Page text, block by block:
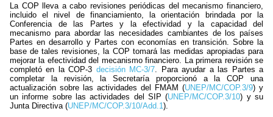
La COP lleva a cabo revisiones periódicas del mecanismo financiero,
incluido el nivel de financiamiento, la orientación brindada por la
Conferencia de las Partes y la efectividad y la capacidad del
mecanismo para abordar las necesidades cambiantes de los países
Partes en desarrollo y Partes con economías en transición. Sobre la
base de tales revisiones, la COP tomará las medidas apropiadas para
mejorar la efectividad del mecanismo financiero. La primera revisión se
completó en la COP-3 decisión MC-3/7 . Para ayudar a las Partes a
completar la revisión, la Secretaría proporcionó a la COP una
actualización sobre las actividades del FMAM (UNEP/MC/COP.3/9) y
un informe sobre las actividades del SIP (UNEP/MC/COP.3/10) y su
Junta Directiva (UNEP/MC/COP.3/10/Add.1).